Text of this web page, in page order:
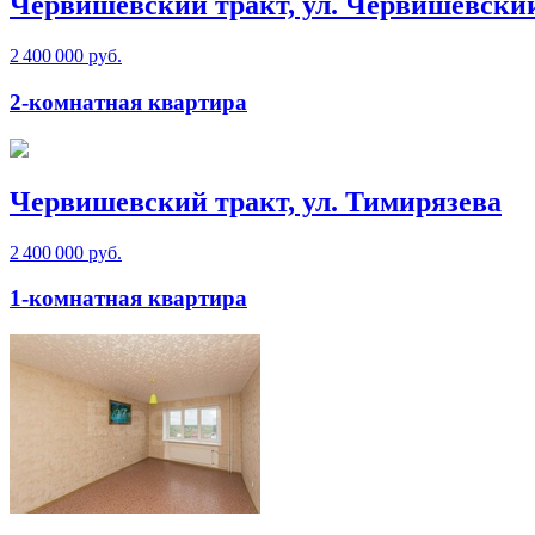
2 400 000 руб.
2-комнатная квартира
Червишевский тракт, ул. Тимирязева
2 400 000 руб.
1-комнатная квартира